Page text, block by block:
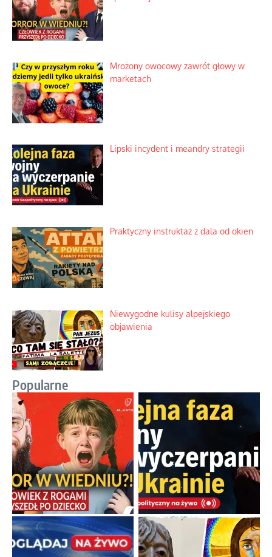
Mrożony owocowy zawrót głowy w
marketach
Lipski incydent i meandry strategii
Praktyczny instruktaż z dala od okien
Niewygodne kulisy alpejskiego
objawienia
Popularne